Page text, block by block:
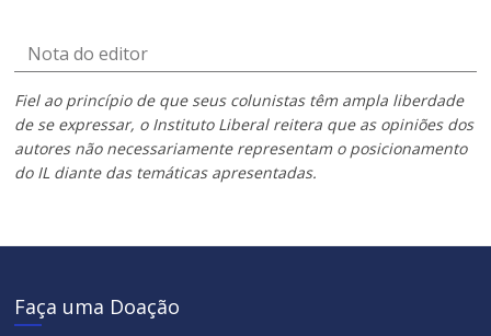
Nota do editor
Fiel ao princípio de que seus colunistas têm ampla liberdade
de se expressar, o Instituto Liberal reitera que as opiniões dos
autores não necessariamente representam o posicionamento
do IL diante das temáticas apresentadas.
Faça uma Doação